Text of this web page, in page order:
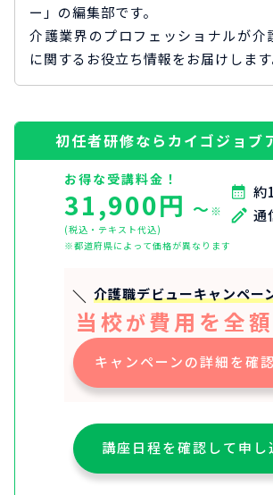
ー」の編集部です。
介護業界のプロフェッショナルが介
に関するお役立ち情報をお届けします
初任者研修ならカイゴジョブ
お得な受講料金！
31,900円 〜 ※
(税込・テキスト代込)
※都道府県によって価格が異なります
約
通
介護職デビューキャンペー
当校が費用を全
キャンペーンの詳細を確
講座日程を確認して申し